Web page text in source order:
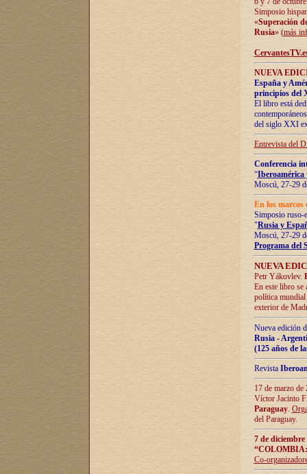
Simposio
«Superación
Rusia» (más
NUEVA
España y
principios del
El libro está
del siglo XXI
Entrevista del
Conferencia
“Iberoamérica
Moscú, 27-29
En los marcos
Simposio ruso-
"Rusia y
Moscú, 27-29
Programa del
NUEVA
Petr Yákovlev.
En este libro se
política mundial
exterior de
Nueva edición
Rusia -
(125 años de
Revista
17 de marzo
Víctor Jacinto
Paraguay.
del Paraguay.
7 de
Co-